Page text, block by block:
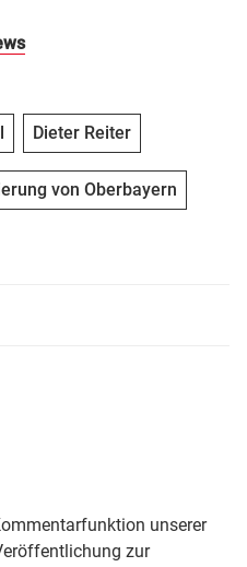
Dieter Reiter
von Oberbayern
unserer
zur